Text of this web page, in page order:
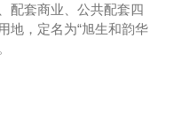
配套商业、公共配套四
地，定名为“旭生和韵华